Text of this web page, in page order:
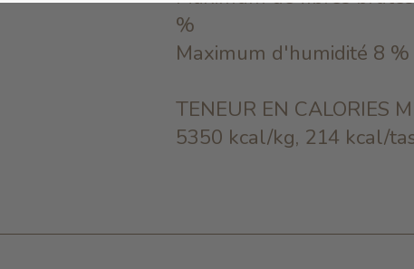
%
Maximum d'humidité 8 %
TENEUR EN CALORIES
5350 kcal/kg, 214 kcal/